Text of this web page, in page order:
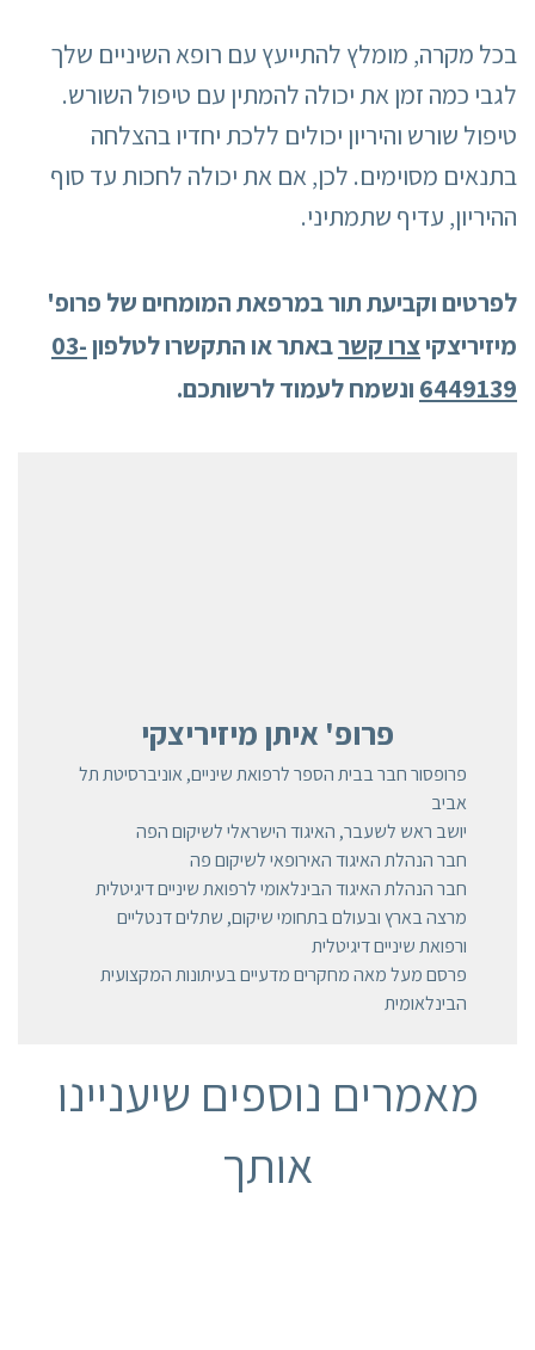
בכל מקרה, מומלץ להתייעץ עם רופא השיניים שלך
לגבי כמה זמן את יכולה להמתין עם טיפול השורש.
טיפול שורש והיריון יכולים ללכת יחדיו בהצלחה
בתנאים מסוימים. לכן, אם את יכולה לחכות עד סוף
ההיריון, עדיף שתמתיני.
לפרטים וקביעת תור במרפאת המומחים של פרופ'
מיזיריצקיצרו קשרבאתר או התקשרו לטלפון03-
6449139 ונשמח לעמוד לרשותכם.
פרופ' איתן מיזיריצקי
פרופסור חבר בבית הספר לרפואת שיניים, אוניברסיטת תל
אביב
יושב ראש לשעבר, האיגוד הישראלי לשיקום הפה
חבר הנהלת האיגוד האירופאי לשיקום פה
חבר הנהלת האיגוד הבינלאומי לרפואת שיניים דיגיטלית
מרצה בארץ ובעולם בתחומי שיקום, שתלים דנטליים
ורפואת שיניים דיגיטלית
פרסם מעל מאה מחקרים מדעיים בעיתונות המקצועית
הבינלאומית
מאמרים נוספים שיעניינו
אותך